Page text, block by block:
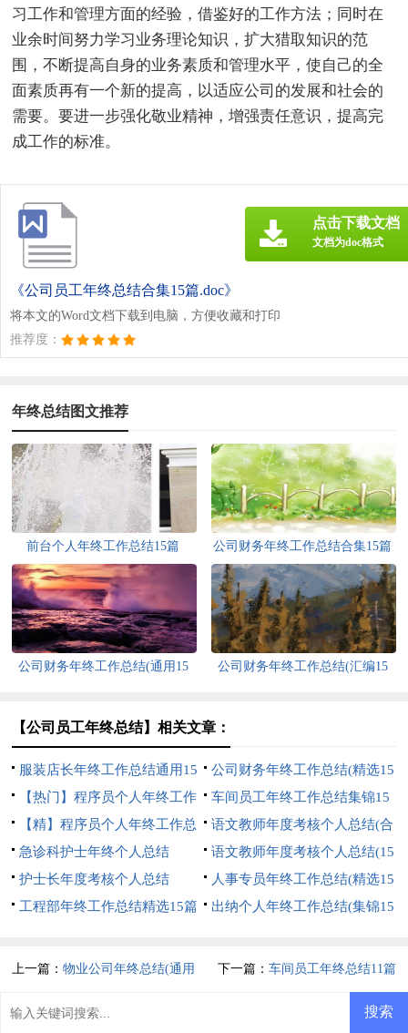
习工作和管理方面的经验，借鉴好的工作方法；同时在
业余时间努力学习业务理论知识，扩大猎取知识的范
围，不断提高自身的业务素质和管理水平，使自己的全
面素质再有一个新的提高，以适应公司的发展和社会的
需要。要进一步强化敬业精神，增强责任意识，提高完
成工作的标准。
《公司员工年终总结合集15篇.doc》
将本文的Word文档下载到电脑，方便收藏和打印
推荐度：
点击下载文档
文档为doc格式
年终总结图文推荐
前台个人年终工作总结15篇 公司财务年终工作总结合集15篇
公司财务年终工作总结(通用15
公司财务年终工作总结(汇编15
【公司员工年终总结】相关文章：
服装店长年终工作总结通用15
篇
公司财务年终工作总结(精选15
篇)
【热门】程序员个人年终工作
总结
车间员工年终工作总结集锦15
篇
【精】程序员个人年终工作总
结
语文教师年度考核个人总结(合
集15篇)
急诊科护士年终个人总结
语文教师年度考核个人总结(15
篇)
护士长年度考核个人总结
人事专员年终工作总结(精选15
篇)
工程部年终工作总结精选15篇
出纳个人年终工作总结(集锦15
上一篇：物业公司年终总结(通用 下一篇： 车间员工年终总结11篇